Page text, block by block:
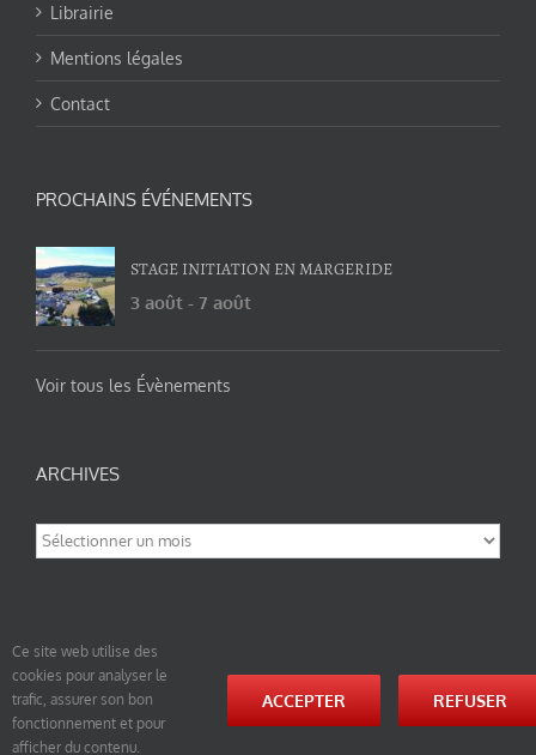
Librairie
Mentions légales
Contact
PROCHAINS ÉVÉNEMENTS
STAGE INITIATION EN MARGERIDE
3 août - 7 août
Voir tous les Évènements
ARCHIVES
Archives
© tao-yin.co © TAO-YIN.fr Georges Charles, Hormis les pages https://tao-yin.fr/georges-charles/
et https://tao-yin.fr/san-yiquan-le-poing-des-trois-harmonies/ sous licence Creative Commons
Paternité-Partage des Conditions Initiales à l’Identique 3.0 Unported (photos de ces pages non
Ce site web utilise des
cookies pour analyser le
trafic, assurer son bon
fonctionnement et pour
afficher du contenu.
ACCEPTER REFUSER